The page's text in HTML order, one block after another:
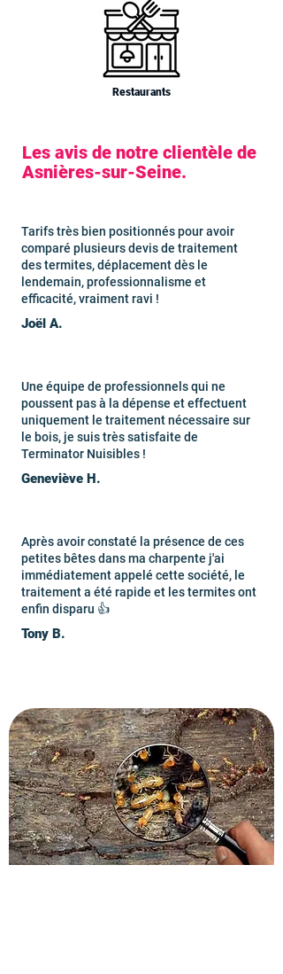
Restaurants
Les avis de notre clientèle de
Asnières-sur-Seine.
Tarifs très bien positionnés pour avoir
comparé plusieurs devis de traitement
des termites, déplacement dès le
lendemain, professionnalisme et
efficacité, vraiment ravi !
Joël A.
Une équipe de professionnels qui ne
poussent pas à la dépense et effectuent
uniquement le traitement nécessaire sur
le bois, je suis très satisfaite de
Terminator Nuisibles !
Geneviève H.
Après avoir constaté la présence de ces
petites bêtes dans ma charpente j'ai
immédiatement appelé cette société, le
traitement a été rapide et les termites ont
enfin disparu 👍
Tony B.